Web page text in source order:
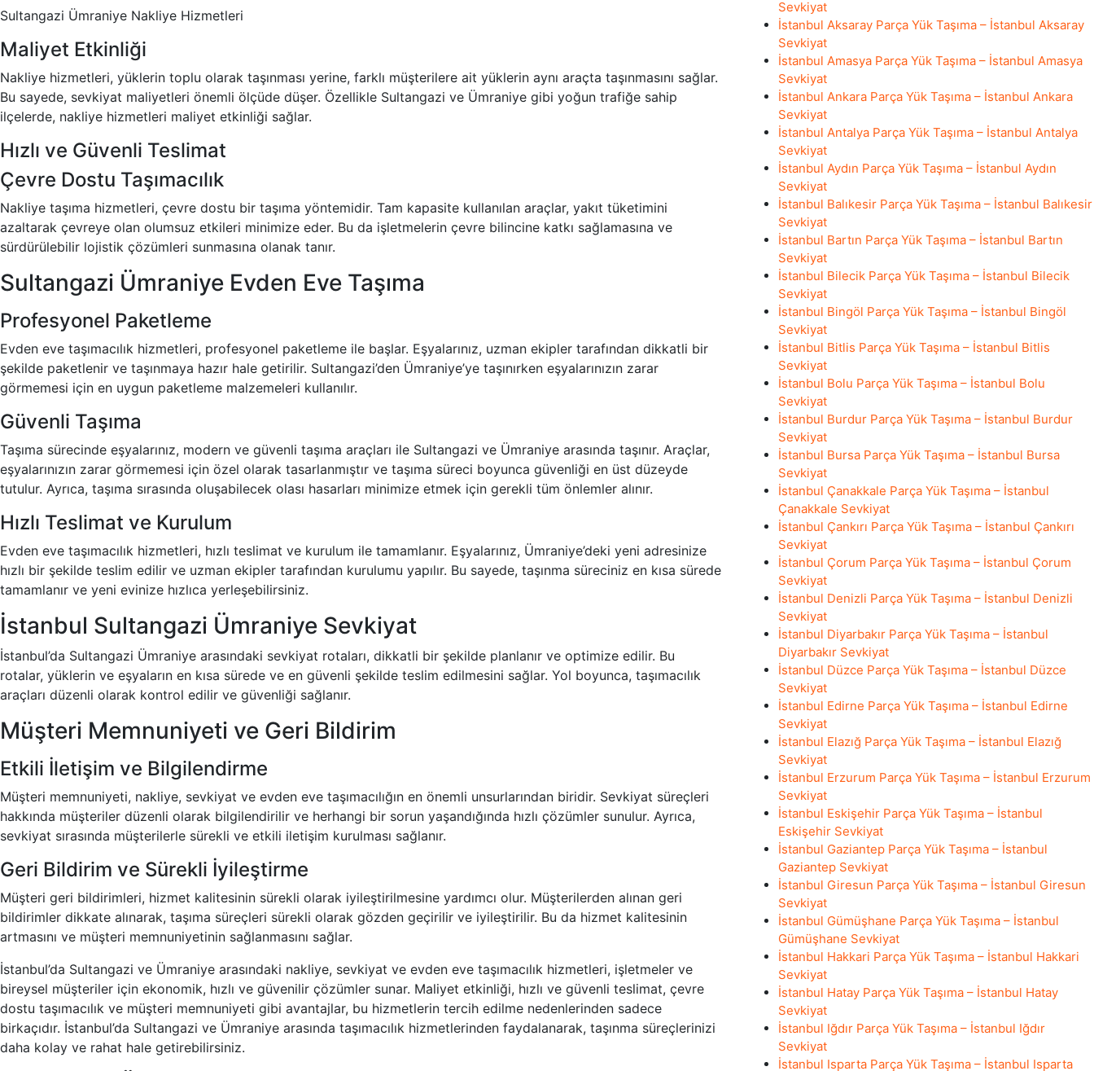
Sultangazi Ümraniye Nakliye Hizmetleri
Maliyet Etkinliği
Nakliye hizmetleri, yüklerin toplu olarak taşınması yerine, farklı müşterilere ait yüklerin aynı araçta taşınmasını sağlar.
Bu sayede, sevkiyat maliyetleri önemli ölçüde düşer. Özellikle Sultangazi ve Ümraniye gibi yoğun trafiğe sahip
ilçelerde, nakliye hizmetleri maliyet etkinliği sağlar.
Hızlı ve Güvenli Teslimat
Çevre Dostu Taşımacılık
Nakliye taşıma hizmetleri, çevre dostu bir taşıma yöntemidir. Tam kapasite kullanılan araçlar, yakıt tüketimini
azaltarak çevreye olan olumsuz etkileri minimize eder. Bu da işletmelerin çevre bilincine katkı sağlamasına ve
sürdürülebilir lojistik çözümleri sunmasına olanak tanır.
Sultangazi Ümraniye Evden Eve Taşıma
Profesyonel Paketleme
Evden eve taşımacılık hizmetleri, profesyonel paketleme ile başlar. Eşyalarınız, uzman ekipler tarafından dikkatli bir
şekilde paketlenir ve taşınmaya hazır hale getirilir. Sultangazi’den Ümraniye’ye taşınırken eşyalarınızın zarar
görmemesi için en uygun paketleme malzemeleri kullanılır.
Güvenli Taşıma
Taşıma sürecinde eşyalarınız, modern ve güvenli taşıma araçları ile Sultangazi ve Ümraniye arasında taşınır. Araçlar,
eşyalarınızın zarar görmemesi için özel olarak tasarlanmıştır ve taşıma süreci boyunca güvenliği en üst düzeyde
tutulur. Ayrıca, taşıma sırasında oluşabilecek olası hasarları minimize etmek için gerekli tüm önlemler alınır.
Hızlı Teslimat ve Kurulum
Evden eve taşımacılık hizmetleri, hızlı teslimat ve kurulum ile tamamlanır. Eşyalarınız, Ümraniye’deki yeni adresinize
hızlı bir şekilde teslim edilir ve uzman ekipler tarafından kurulumu yapılır. Bu sayede, taşınma süreciniz en kısa sürede
tamamlanır ve yeni evinize hızlıca yerleşebilirsiniz.
İstanbul Sultangazi Ümraniye Sevkiyat
İstanbul’da Sultangazi Ümraniye arasındaki sevkiyat rotaları, dikkatli bir şekilde planlanır ve optimize edilir. Bu
rotalar, yüklerin ve eşyaların en kısa sürede ve en güvenli şekilde teslim edilmesini sağlar. Yol boyunca, taşımacılık
araçları düzenli olarak kontrol edilir ve güvenliği sağlanır.
Müşteri Memnuniyeti ve Geri Bildirim
Etkili İletişim ve Bilgilendirme
Müşteri memnuniyeti, nakliye, sevkiyat ve evden eve taşımacılığın en önemli unsurlarından biridir. Sevkiyat süreçleri
hakkında müşteriler düzenli olarak bilgilendirilir ve herhangi bir sorun yaşandığında hızlı çözümler sunulur. Ayrıca,
sevkiyat sırasında müşterilerle sürekli ve etkili iletişim kurulması sağlanır.
Geri Bildirim ve Sürekli İyileştirme
Müşteri geri bildirimleri, hizmet kalitesinin sürekli olarak iyileştirilmesine yardımcı olur. Müşterilerden alınan geri
bildirimler dikkate alınarak, taşıma süreçleri sürekli olarak gözden geçirilir ve iyileştirilir. Bu da hizmet kalitesinin
artmasını ve müşteri memnuniyetinin sağlanmasını sağlar.
İstanbul’da Sultangazi ve Ümraniye arasındaki nakliye, sevkiyat ve evden eve taşımacılık hizmetleri, işletmeler ve
bireysel müşteriler için ekonomik, hızlı ve güvenilir çözümler sunar. Maliyet etkinliği, hızlı ve güvenli teslimat, çevre
dostu taşımacılık ve müşteri memnuniyeti gibi avantajlar, bu hizmetlerin tercih edilme nedenlerinden sadece
birkaçıdır. İstanbul’da Sultangazi ve Ümraniye arasında taşımacılık hizmetlerinden faydalanarak, taşınma süreçlerinizi
daha kolay ve rahat hale getirebilirsiniz.
Sevkiyat
İstanbul Aksaray Parça Yük Taşıma – İstanbul Aksaray
Sevkiyat
İstanbul Amasya Parça Yük Taşıma – İstanbul Amasya
Sevkiyat
İstanbul Ankara Parça Yük Taşıma – İstanbul Ankara
Sevkiyat
İstanbul Antalya Parça Yük Taşıma – İstanbul Antalya
Sevkiyat
İstanbul Aydın Parça Yük Taşıma – İstanbul Aydın
Sevkiyat
İstanbul Balıkesir Parça Yük Taşıma – İstanbul Balıkesir
Sevkiyat
İstanbul Bartın Parça Yük Taşıma – İstanbul Bartın
Sevkiyat
İstanbul Bilecik Parça Yük Taşıma – İstanbul Bilecik
Sevkiyat
İstanbul Bingöl Parça Yük Taşıma – İstanbul Bingöl
Sevkiyat
İstanbul Bitlis Parça Yük Taşıma – İstanbul Bitlis
Sevkiyat
İstanbul Bolu Parça Yük Taşıma – İstanbul Bolu
Sevkiyat
İstanbul Burdur Parça Yük Taşıma – İstanbul Burdur
Sevkiyat
İstanbul Bursa Parça Yük Taşıma – İstanbul Bursa
Sevkiyat
İstanbul Çanakkale Parça Yük Taşıma – İstanbul
Çanakkale Sevkiyat
İstanbul Çankırı Parça Yük Taşıma – İstanbul Çankırı
Sevkiyat
İstanbul Çorum Parça Yük Taşıma – İstanbul Çorum
Sevkiyat
İstanbul Denizli Parça Yük Taşıma – İstanbul Denizli
Sevkiyat
İstanbul Diyarbakır Parça Yük Taşıma – İstanbul
Diyarbakır Sevkiyat
İstanbul Düzce Parça Yük Taşıma – İstanbul Düzce
Sevkiyat
İstanbul Edirne Parça Yük Taşıma – İstanbul Edirne
Sevkiyat
İstanbul Elazığ Parça Yük Taşıma – İstanbul Elazığ
Sevkiyat
İstanbul Erzurum Parça Yük Taşıma – İstanbul Erzurum
Sevkiyat
İstanbul Eskişehir Parça Yük Taşıma – İstanbul
Eskişehir Sevkiyat
İstanbul Gaziantep Parça Yük Taşıma – İstanbul
Gaziantep Sevkiyat
İstanbul Giresun Parça Yük Taşıma – İstanbul Giresun
Sevkiyat
İstanbul Gümüşhane Parça Yük Taşıma – İstanbul
Gümüşhane Sevkiyat
İstanbul Hakkari Parça Yük Taşıma – İstanbul Hakkari
Sevkiyat
İstanbul Hatay Parça Yük Taşıma – İstanbul Hatay
Sevkiyat
İstanbul Iğdır Parça Yük Taşıma – İstanbul Iğdır
Sevkiyat
İstanbul Isparta Parça Yük Taşıma – İstanbul Isparta